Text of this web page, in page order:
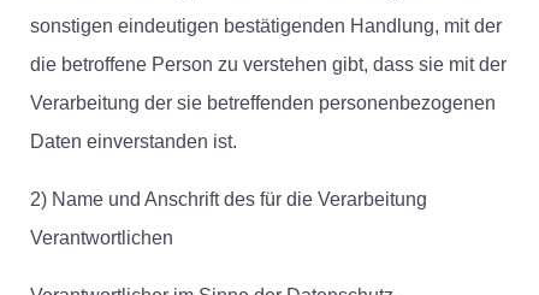
sonstigen eindeutigen bestätigenden Handlung, mit der
die betroffene Person zu verstehen gibt, dass sie mit der
Verarbeitung der sie betreffenden personenbezogenen
Daten einverstanden ist.
2) Name und Anschrift des für die Verarbeitung
Verantwortlichen